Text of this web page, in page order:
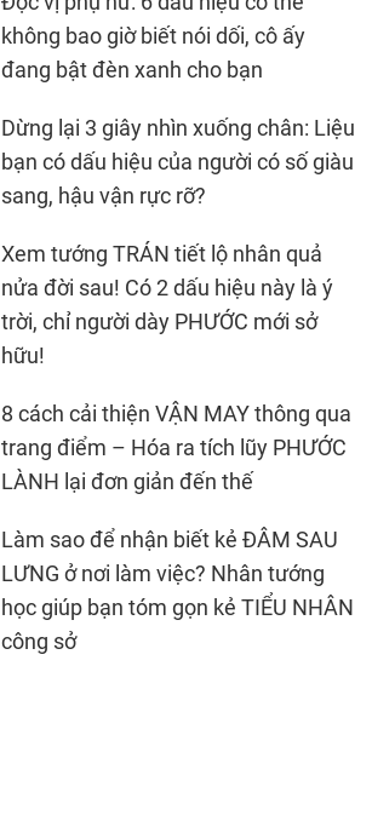
không bao giờ biết nói dối, cô ấy
đang bật đèn xanh cho bạn
Dừng lại 3 giây nhìn xuống chân: Liệu
bạn có dấu hiệu của người có số giàu
sang, hậu vận rực rỡ?
Xem tướng TRÁN tiết lộ nhân quả
nửa đời sau! Có 2 dấu hiệu này là ý
trời, chỉ người dày PHƯỚC mới sở
hữu!
8 cách cải thiện VẬN MAY thông qua
trang điểm – Hóa ra tích lũy PHƯỚC
LÀNH lại đơn giản đến thế
Làm sao để nhận biết kẻ ĐÂM SAU
LƯNG ở nơi làm việc? Nhân tướng
học giúp bạn tóm gọn kẻ TIỂU NHÂN
công sở